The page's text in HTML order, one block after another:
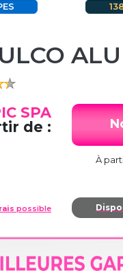
SPA
de :
À
possible